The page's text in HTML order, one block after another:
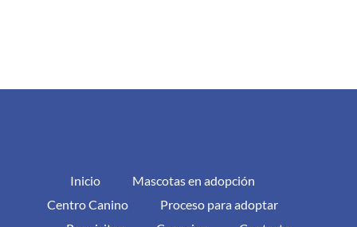
Inicio
Mascotas en adopción
Centro Canino
Proceso para adoptar